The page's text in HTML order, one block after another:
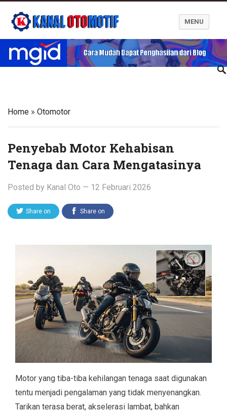
Blog Kanal Otomotif
MENU
Home » Otomotor
Penyebab Motor Kehabisan
Tenaga dan Cara Mengatasinya
Posted by Kanal Oto — 12 Februari 2026
Share on Share on
Motor yang tiba-tiba kehilangan tenaga saat digunakan
tentu menjadi pengalaman yang tidak menyenangkan.
Tarikan terasa berat, akselerasi lambat, bahkan